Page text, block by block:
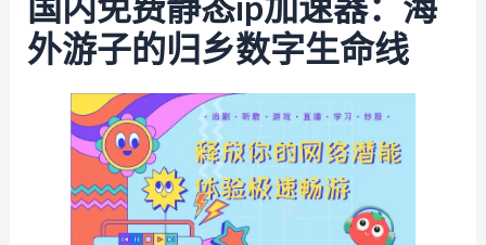
国内免费静态ip加速器：海
外游子的归乡数字生命线